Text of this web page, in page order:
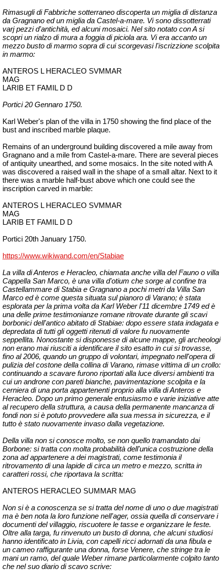
Rimasugli di Fabbriche sotterraneo discoperta un miglia di distanza
da Gragnano ed un miglia da Castel-a-mare. Vi sono dissotterrati
varjpezzi d'antichità, ed alcuni mosaici. Nel sito notato con A si
scopri un rialzo di mura a foggia dipiciola ara. Vi era accanto un
mezzo busto di marmo sopra di cuiscorgevasil'iscrizzione scolpita
in marmo:
ANTEROS L HERACLEO SVMMAR
MAG
LARIB ET FAMIL D D
Portici 20 Gennaro 1750.
Karl Weber's plan of the villa in 1750 showing the find place of the
bust and inscribed marble plaque.
Remains of an underground building discovered a mile away from
Gragnano and a mile from Castel-a-mare. There are several pieces
of antiquity unearthed, and some mosaics. In the site noted with A
was discovered a raised wall in the shape of a small altar. Next to it
there was a marble half-bust above which one could see the
inscription carved in marble:
ANTEROS L HERACLEO SVMMAR
MAG
LARIB ET FAMIL D D
Portici 20th January 1750.
https://www.wikiwand.com/en/Stabiae
La villa di Anteros e Heracleo, chiamata anche villa del Fauno o villa
Cappella San Marco, è una villa d'otium che sorge al confine tra
Castellammare di Stabia e Gragnano a pochi metri da Villa San
Marco ed è come questa situata sul pianoro di Varano; è stata
esplorata per la prima volta da Karl Weber l'11 dicembre 1749 ed è
una delle prime testimonianze romane ritrovate durante gli scavi
borbonici dell'antico abitato di Stabiae: dopo essere stata indagata e
depredata di tutti gli oggetti ritenuti di valore fu nuovamente
seppellita. Nonostante si disponesse di alcune mappe, gli archeologi
non erano mai riusciti a identificare il sito esatto in cui si trovasse,
fino al 2006, quando un gruppo di volontari, impegnato nell'opera di
pulizia del costone della collina di Varano, rimase vittima di un crollo:
continuando a scavare furono riportati alla luce diversi ambienti tra
cui un androne con pareti bianche, pavimentazione scolpita e la
cerniera di una porta appartenenti proprio alla villa di Anteros e
Heracleo. Dopo un primo generale entusiasmo e varie iniziative atte
al recupero della struttura, a causa della permanente mancanza di
fondi non si è potuto provvedere alla sua messa in sicurezza, e il
tutto è stato nuovamente invaso dalla vegetazione.
Della villa non si conosce molto, se non quello tramandato dai
Borbone: si tratta con molta probabilità dell'unica costruzione della
zona ad appartenere a dei magistrati, come testimonia il
ritrovamento di una lapide di circa un metro e mezzo, scritta in
caratteri rossi, che riportava la scritta:
ANTEROS HERACLEO SUMMAR MAG
Non si è a conoscenza se si tratta del nome di uno o due magistrati
ma è ben nota la loro funzione nell'ager, ossia quella di conservare i
documenti del villaggio, riscuotere le tasse e organizzare le feste.
Oltre alla targa, fu rinvenuto un busto di donna, che alcuni studiosi
hanno identificato in Livia, con capelli ricci adornati da una fibula e
un cameo raffigurante una donna, forse Venere, che stringe tra le
mani un ramo, del quale Weber rimane particolarmente colpito tanto
che nel suo diario di scavo scrive: